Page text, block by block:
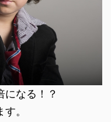
になる！？
。